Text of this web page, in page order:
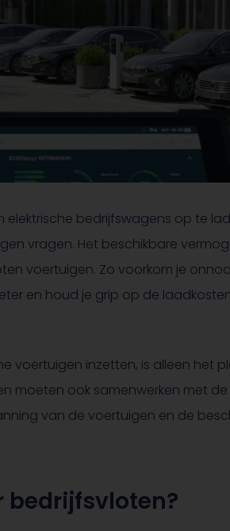
elektrische bedrijfswagens op te
vragen. Het beschikbare
voertuigen. Zo voorkom je
en houd je grip op de
voertuigen inzetten, is alleen het
moeten ook samenwerken met de
van de voertuigen en de
bedrijfsvloten?